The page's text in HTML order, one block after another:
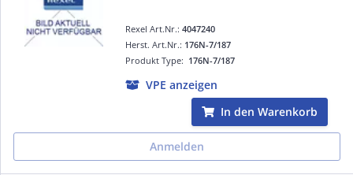
Rexel Art.Nr.:4047240
Produkt Type: 176N-7/187
Herst. Art.Nr.: 176N-7/187
VPE anzeigen
In den Warenkorb
Anmelden